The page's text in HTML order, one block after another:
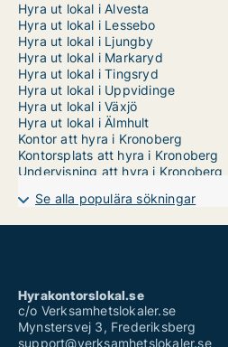
Hyra ut lokal i Alvesta
Hyra ut lokal i Lessebo
Hyra ut lokal i Ljungby
Hyra ut lokal i Markaryd
Hyra ut lokal i Tingsryd
Hyra ut lokal i Uppvidinge
Hyra ut lokal i Växjö
Hyra ut lokal i Älmhult
Kontor att hyra i Kronoberg
Kontorsplats att hyra i Kronoberg
Undervisning att hyra i Kronoberg
Se alla populära sökningar
Hyrakontorslokal.se
c/o Verksamhetslokaler.se
Mynstersvej 3, Frederiksberg
support@verksamhetslokaler.se